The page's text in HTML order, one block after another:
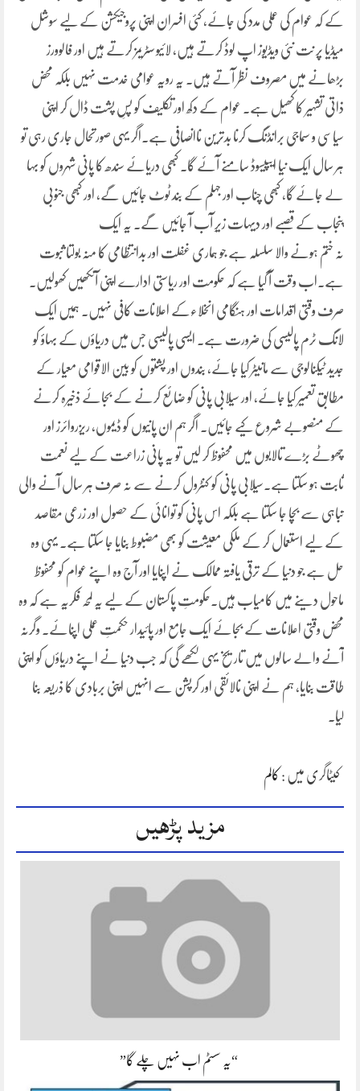
کے کہ عوام کی عملی مدد کی جائے، کئی افسران اپنی پروجیکشن کے لیے سوشل
میڈیا پر نت نئی ویڈیوز اپ لوڈ کرتے ہیں، لائیو سٹریمز کرتے ہیں اور فالوورز
بڑھانے میں مصروف نظر آتے ہیں۔ یہ رویہ عوامی خدمت نہیں بلکہ محض
ذاتی تشہیر کا کھیل ہے۔ عوام کے دکھ اور تکلیف کو پسِ پشت ڈال کر اپنی
سیاسی و سماجی برانڈنگ کرنا بدترین ناانصافی ہے۔اگر یہی صورتحال جاری رہی تو
ہر سال ایک نیا ایپیسوڈ سامنے آئے گا۔ کبھی دریائے سندھ کا پانی شہروں کو بہا
لے جائے گا، کبھی چناب اور جہلم کے بند ٹوٹ جائیں گے، اور کبھی جنوبی
پنجاب کے قصبے اور دیہات زیرِ آب آ جائیں گے۔ یہ ایک
نہ ختم ہونے والا سلسلہ ہے جو ہماری غفلت اور بدانتظامی کا منہ بولتا ثبوت
ہے۔اب وقت آ گیا ہے کہ حکومت اور ریاستی ادارے اپنی آنکھیں کھولیں۔
صرف وقتی اقدامات اور ہنگامی انخلاءکے اعلانات کافی نہیں۔ ہمیں ایک
لانگ ٹرم پالیسی کی ضرورت ہے۔ ایسی پالیسی جس میں دریاؤں کے بہاؤ کو
جدید ٹیکنالوجی سے مانیٹر کیا جائے، بندوں اور پشتوں کو بین الاقوامی معیار کے
مطابق تعمیر کیا جائے، اور سیلابی پانی کو ضائع کرنے کے بجائے ذخیرہ کرنے
کے منصوبے شروع کیے جائیں۔ اگر ہم ان پانیوں کو ڈیموں، ریزروائرز اور
چھوٹے بڑے تالابوں میں محفوظ کر لیں تو یہ پانی زراعت کے لیے نعمت
ثابت ہو سکتا ہے۔سیلابی پانی کو کنٹرول کرنے سے نہ صرف ہر سال آنے والی
تباہی سے بچا جا سکتا ہے بلکہ اس پانی کو توانائی کے حصول اور زرعی مقاصد
کے لیے استعمال کر کے ملکی معیشت کو بھی مضبوط بنایا جا سکتا ہے۔ یہی وہ
حل ہے جو دنیا کے ترقی یافتہ ممالک نے اپنایا اور آج وہ اپنے عوام کو محفوظ
ماحول دینے میں کامیاب ہیں۔حکومتِ پاکستان کے لیے یہ لمحہ فکریہ ہے کہ وہ
محض وقتی اعلانات کے بجائے ایک جامع اور پائیدار حکمتِ عملی اپنائے۔ وگرنہ
آنے والے سالوں میں تاریخ یہی لکھے گی کہ جب دنیا نے اپنے دریاؤں کو اپنی
طاقت بنایا، ہم نے اپنی نالائقی اور کرپشن سے انہیں اپنی بربادی کا ذریعہ بنا
لیا۔
کیٹاگری میں : کالم
مزید پڑھیں
“یہ سسٹم اب نہیں چلے گا”